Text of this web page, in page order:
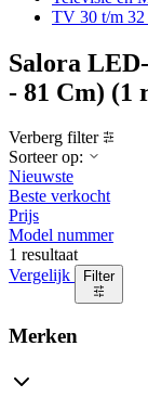
TV 30 t/m 32
Salora
- 81 Cm) (1
Verberg filter
Sorteer op:
Nieuwste
Beste verkocht
Prijs
Model nummer
1 resultaat
Vergelijk
Filter
Merken